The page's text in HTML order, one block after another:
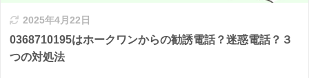
2025年4月22日
0368710195はホークワンからの勧誘電話？迷惑電話？３
つの対処法